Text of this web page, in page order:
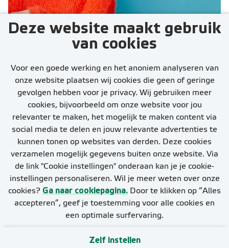
Deze website maakt gebruik
van cookies
Voor een goede werking en het anoniem analyseren van
onze website plaatsen wij cookies die geen of geringe
gevolgen hebben voor je privacy. Wij gebruiken meer
cookies, bijvoorbeeld om onze website voor jou
relevanter te maken, het mogelijk te maken content via
social media te delen en jouw relevante advertenties te
kunnen tonen op websites van derden. Deze cookies
verzamelen mogelijk gegevens buiten onze website. Via
de link "Cookie instellingen" onderaan kan je je cookie-
instellingen personaliseren. Wil je meer weten over onze
cookies? Ga naar cookiepagina. Door te klikken op “Alles
accepteren”, geef je toestemming voor alle cookies en
een optimale surfervaring.
Zelf instellen
vacatures zijn?
Stel job alert in